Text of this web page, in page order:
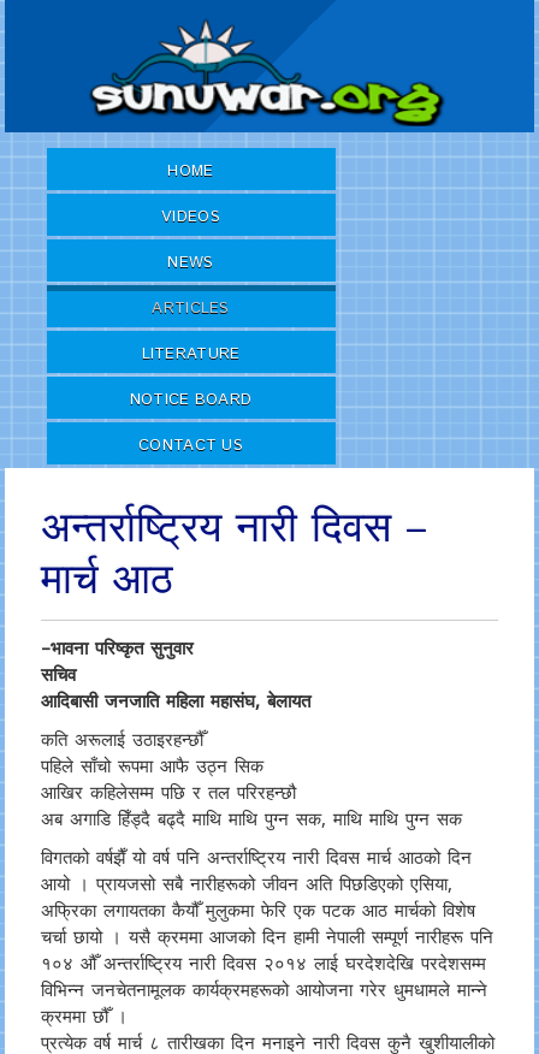
HOME
VIDEOS
NEWS
ARTICLES
LITERATURE
NOTICE BOARD
CONTACT US
अन्तर्राष्ट्रिय नारी दिवस –
मार्च आठ
–भावना परिष्कृत सुनुवार
सचिव
आदिबासी जनजाति महिला महासंघ, बेलायत
कति अरूलाई उठाइरहन्छौँ
पहिले साँचो रूपमा आफै उठ्न सिक
आखिर कहिलेसम्म पछि र तल परिरहन्छौ
अब अगाडि हिँड्दै बढ्दै माथि माथि पुग्न सक, माथि माथि पुग्न सक
विगतको वर्षझैँ यो वर्ष पनि अन्तर्राष्ट्रिय नारी दिवस मार्च आठको दिन
आयो । प्रायजसो सबै नारीहरूको जीवन अति पिछडिएको एसिया,
अफ्रिका लगायतका कैयौँ मुलुकमा फेरि एक पटक आठ मार्चको विशेष
चर्चा छायो । यसै क्रममा आजको दिन हामी नेपाली सम्पूर्ण नारीहरू पनि
१०४ औँ अन्तर्राष्ट्रिय नारी दिवस २०१४ लाई घरदेशदेखि परदेशसम्म
विभिन्न जनचेतनामूलक कार्यक्रमहरूको आयोजना गरेर धुमधामले मान्ने
क्रममा छौँ ।
प्रत्येक वर्ष मार्च ८ तारीखका दिन मनाइने नारी दिवस कुनै खुशीयालीको